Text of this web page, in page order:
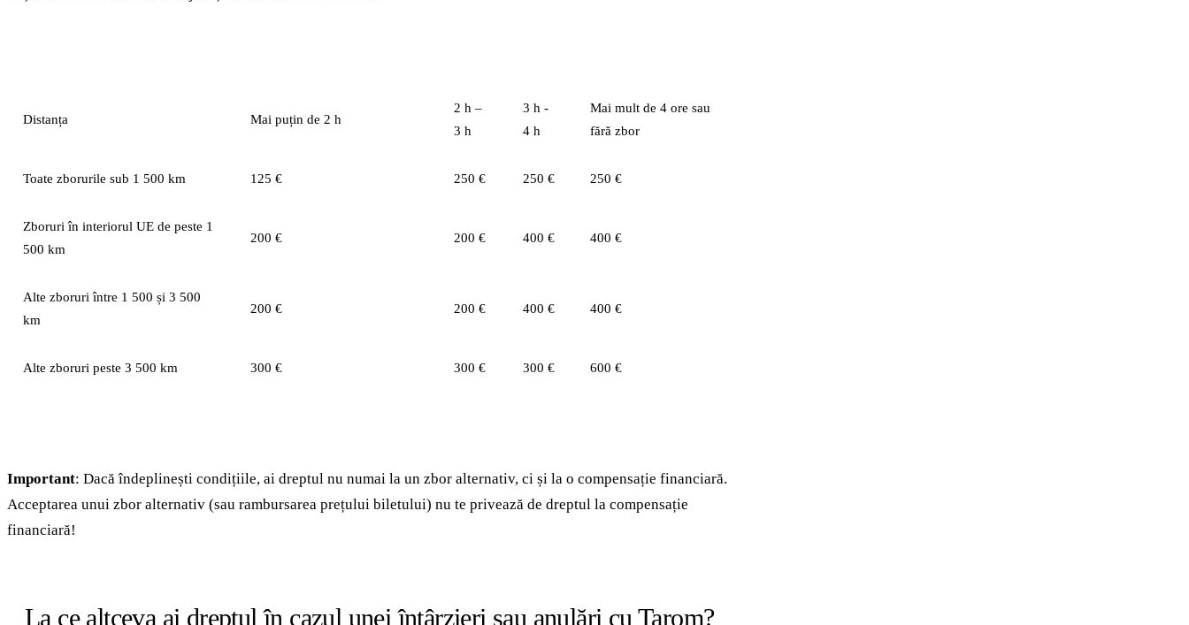
Distanța Mai puțin de 2 h
2 h –
3 h
3 h -
4 h
Mai mult de 4 ore sau
fără zbor
Toate zborurile sub 1 500 km 125 € 250 € 250 € 250 €
Zboruri în interiorul UE de peste 1
500 km
200 € 200 € 400 € 400 €
Alte zboruri între 1 500 și 3 500
km
200 € 200 € 400 € 400 €
Alte zboruri peste 3 500 km 300 € 300 € 300 € 600 €
Important: Dacă îndeplinești condițiile, ai dreptul nu numai la un zbor alternativ, ci și la o compensație financiară.
Acceptarea unui zbor alternativ (sau rambursarea prețului biletului) nu te privează de dreptul la compensație
financiară!
La ce altceva ai dreptul în cazul unei întârzieri sau anulări cu Tarom?